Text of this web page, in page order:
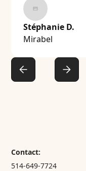
Stéphanie D.
Mirabel
Contact:
514-649-7724